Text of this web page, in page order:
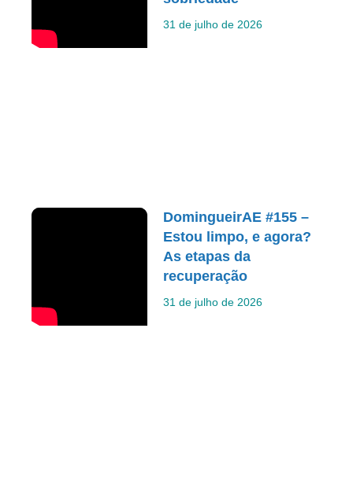
31 de julho de 2026
DomingueirAE #155 –
Estou limpo, e agora?
As etapas da
recuperação
31 de julho de 2026